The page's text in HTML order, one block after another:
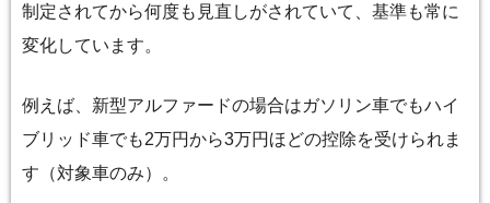
制定されてから何度も見直しがされていて、基準も常に
変化しています。
例えば、新型アルファードの場合はガソリン車でもハイ
ブリッド車でも2万円から3万円ほどの控除を受けられま
す（対象車のみ）。